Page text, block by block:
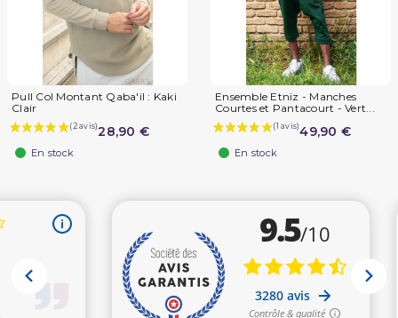
Pull Col Montant Qaba'il : Kaki
Clair
28,90 €
En stock
Ensemble Etniz - Manches
Courtes et Pantacourt - Vert...
49,90 €
En stock